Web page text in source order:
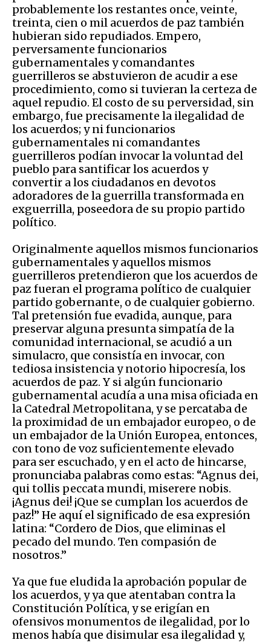
probablemente los restantes once, veinte,
treinta, cien o mil acuerdos de paz también
hubieran sido repudiados. Empero,
perversamente funcionarios
gubernamentales y comandantes
guerrilleros se abstuvieron de acudir a ese
procedimiento, como si tuvieran la certeza de
aquel repudio. El costo de su perversidad, sin
embargo, fue precisamente la ilegalidad de
los acuerdos; y ni funcionarios
gubernamentales ni comandantes
guerrilleros podían invocar la voluntad del
pueblo para santificar los acuerdos y
convertir a los ciudadanos en devotos
adoradores de la guerrilla transformada en
exguerrilla, poseedora de su propio partido
político.
Originalmente aquellos mismos funcionarios
gubernamentales y aquellos mismos
guerrilleros pretendieron que los acuerdos de
paz fueran el programa político de cualquier
partido gobernante, o de cualquier gobierno.
Tal pretensión fue evadida, aunque, para
preservar alguna presunta simpatía de la
comunidad internacional, se acudió a un
simulacro, que consistía en invocar, con
tediosa insistencia y notorio hipocresía, los
acuerdos de paz. Y si algún funcionario
gubernamental acudía a una misa oficiada en
la Catedral Metropolitana, y se percataba de
la proximidad de un embajador europeo, o de
un embajador de la Unión Europea, entonces,
con tono de voz suficientemente elevado
para ser escuchado, y en el acto de hincarse,
pronunciaba palabras como estas: “Agnus dei,
qui tollis peccata mundi, miserere nobis.
¡Agnus dei! ¡Que se cumplan los acuerdos de
paz!” He aquí el significado de esa expresión
latina: “Cordero de Dios, que eliminas el
pecado del mundo. Ten compasión de
nosotros.”
Ya que fue eludida la aprobación popular de
los acuerdos, y ya que atentaban contra la
Constitución Política, y se erigían en
ofensivos monumentos de ilegalidad, por lo
menos había que disimular esa ilegalidad y,